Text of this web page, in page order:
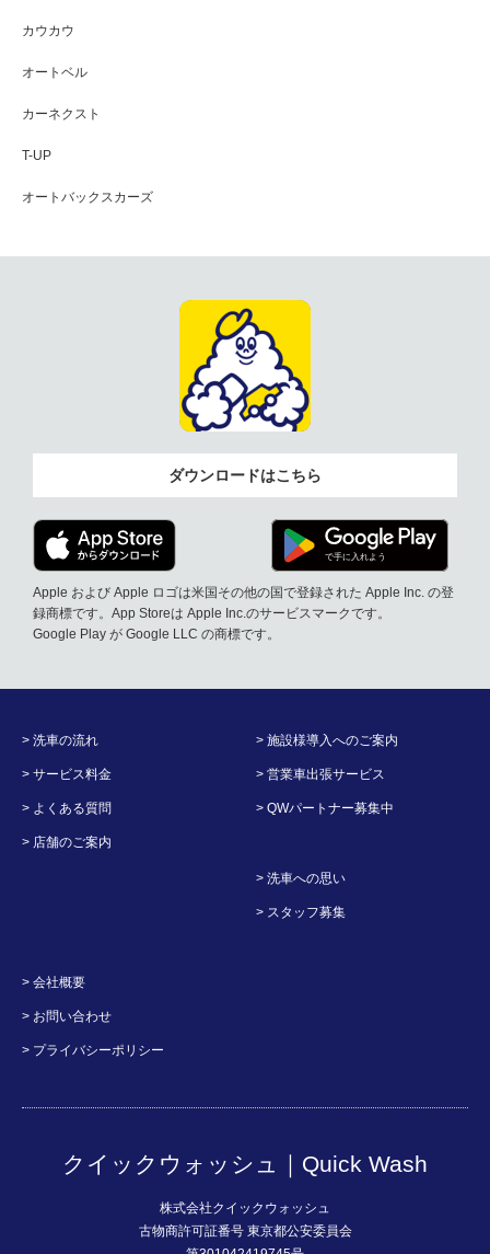
カウカウ
オートベル
カーネクスト
T-UP
オートバックスカーズ
ダウンロードはこちら
Apple および Apple ロゴは米国その他の国で登録された Apple Inc. の登
録商標です。App Storeは Apple Inc.のサービスマークです。
Google Play が Google LLC の商標です。
> 洗車の流れ
> サービス料金
> よくある質問
> 店舗のご案内
> 施設様導入へのご案内
> 営業車出張サービス
> QWパートナー募集中
> 洗車への思い
> スタッフ募集
> 会社概要
> お問い合わせ
> プライバシーポリシー
クイックウォッシュ｜Quick Wash
株式会社クイックウォッシュ
古物商許可証番号 東京都公安委員会